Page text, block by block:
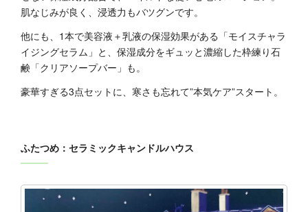
肌なじみが良く、浸透力もバツグンです。
他にも、1本で美容液＋乳液の保湿効果がある「モイスチャラ
イジングセラム」と、保湿成分をギュッと濃縮した枠練り石
鹸「クリアソープバー」も。
豪華すぎる3点セットに、寒さも忘れて”本気ケア”スタート。
ふたつめ：セラミックキャンドルハウス